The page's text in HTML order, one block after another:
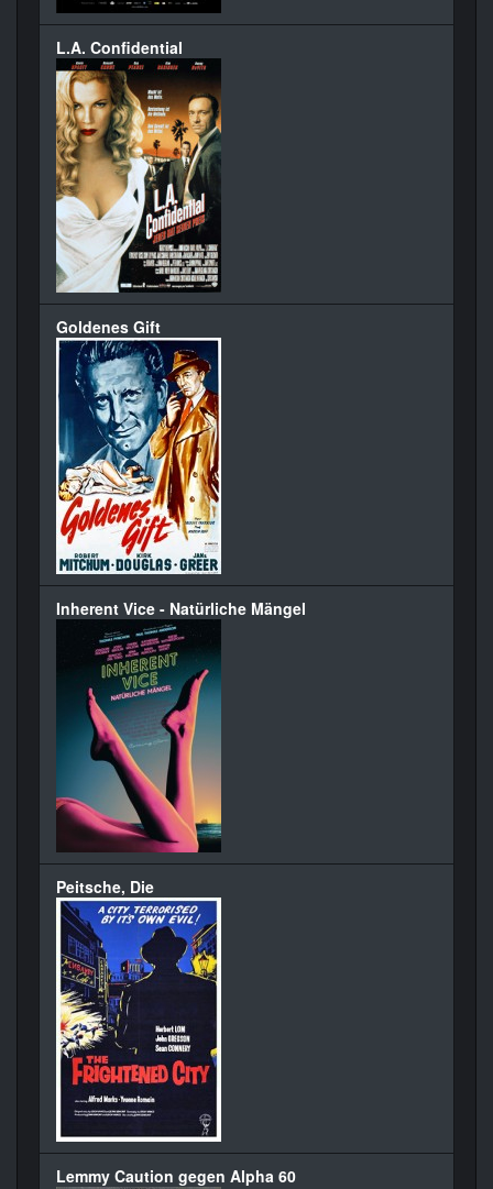
L.A. Confidential
Goldenes Gift
Inherent Vice - Natürliche Mängel
Peitsche, Die
Lemmy Caution gegen Alpha 60